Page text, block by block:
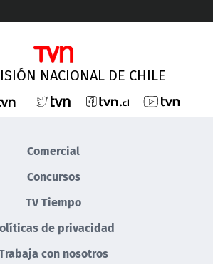
NACIONAL DE CHILE
Comercial
Concursos
TV Tiempo
de privacidad
con nosotros